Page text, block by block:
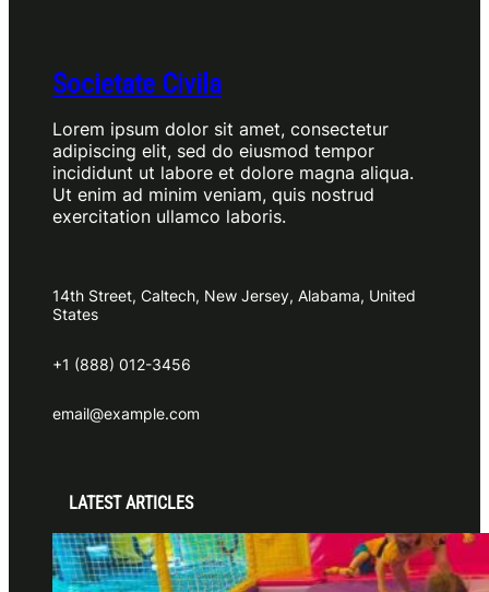
Societate Civila
Lorem ipsum dolor sit amet, consectetur
adipiscing elit, sed do eiusmod tempor
incididunt ut labore et dolore magna aliqua.
Ut enim ad minim veniam, quis nostrud
exercitation ullamco laboris.
14th Street, Caltech, New Jersey, Alabama, United
States
+1 (888) 012-3456
email@example.com
LATEST ARTICLES